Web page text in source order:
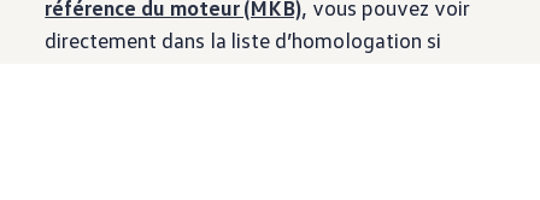
référence du moteur (MKB), vous pouvez voir
directement dans la liste d’homologation si